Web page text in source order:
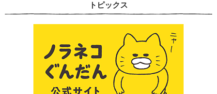
トピックス